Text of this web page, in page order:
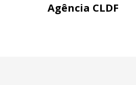
Agência CLDF